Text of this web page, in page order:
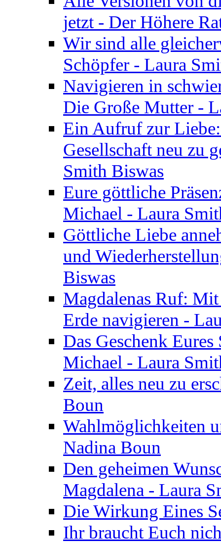
jetzt - Der Höhere
Wir sind alle
Schöpfer - Laura
Navigieren in
Die Große Mutter -
Ein Aufruf zur
Gesellschaft neu zu
Smith Biswas
Eure göttliche
Michael - Laura
Göttliche Liebe
und
Biswas
Magdalenas Ruf:
Erde navigieren -
Das Geschenk
Michael - Laura
Zeit, alles neu zu
Boun
Wahlmöglichkeiten
Nadina Boun
Den geheimen
Magdalena - Laura
Die Wirkung Eines
Ihr braucht Euch